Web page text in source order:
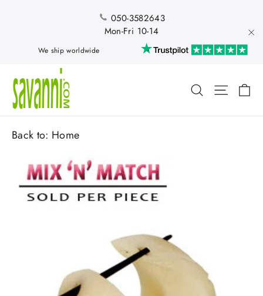
050-3582643
Mon-Fri 10-14
We ship worldwide
Search Site
Back to: Home